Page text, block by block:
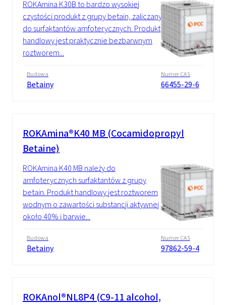
ROKAmina K30B to bardzo wysokiej
czystości produkt z grupy betain, zaliczany
do surfaktantów amfoterycznych. Produkt
handlowy jest praktycznie bezbarwnym
roztworem...
Budowa
Betainy
Numer CAS
66455-29-6
ROKAmina®K40 MB (Cocamidopropyl
Betaine)
ROKAmina K40 MB należy do
amfoterycznych surfaktantów z grupy
betain. Produkt handlowy jest roztworem
wodnym o zawartości substancji aktywnej
około 40% i barwie...
Budowa
Betainy
Numer CAS
97862-59-4
ROKAnol®NL8P4 (C9-11 alcohol,